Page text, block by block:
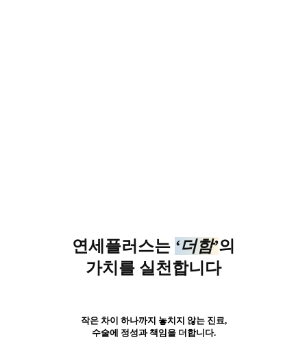
연세플러스는 ‘더함’의
가치를 실천합니다
작은 차이 하나까지 놓치지 않는 진료,
수술에 정성과 책임을 더합니다.